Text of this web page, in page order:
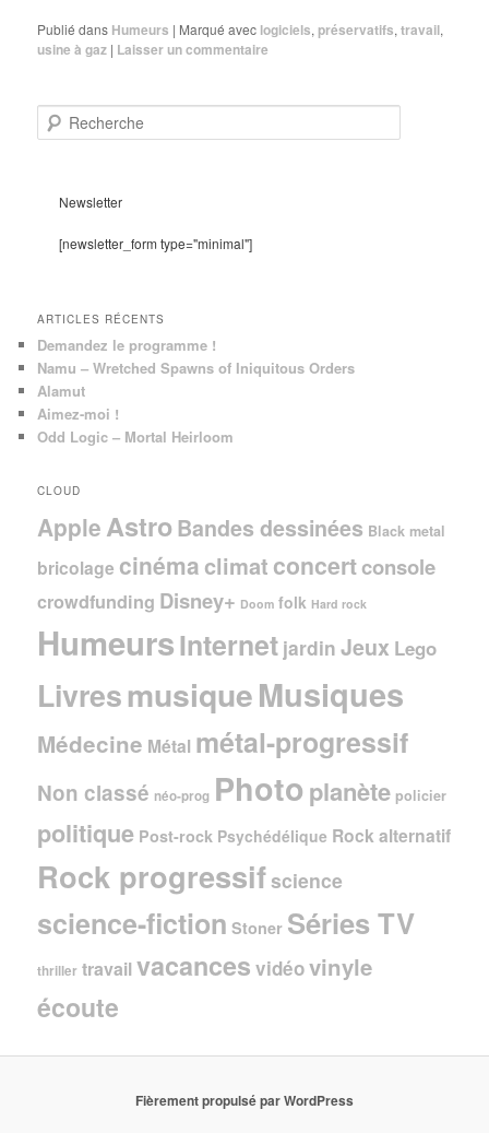
Publié dans Humeurs | Marqué avec logiciels, préservatifs,travail,
usine à gaz | Laisser un commentaire
e
Newsletter
[newsletter_form type="minimal"]
ARTICLES RÉCENTS
Demandez le programme !
Namu – Wretched Spawns of Iniquitous Orders
Alamut
Aimez-moi !
Odd Logic – Mortal Heirloom
CLOUD
Apple AstroBandes dessinées Black metal
bricolage cinéma climat concertconsole
crowdfunding Disney+ Doom folk Hard rock
HumeursInternet jardin Jeux Lego
LivresmusiqueMusiques
Médecine Métal métal-progressif
Non classé néo-prog Photo planète policier
politique Post-rock Psychédélique Rock alternatif
Rock progressifscience
science-fiction Stoner Séries TV
thriller travail vacances vidéovinyle
écoute
Fièrement propulsé par WordPress